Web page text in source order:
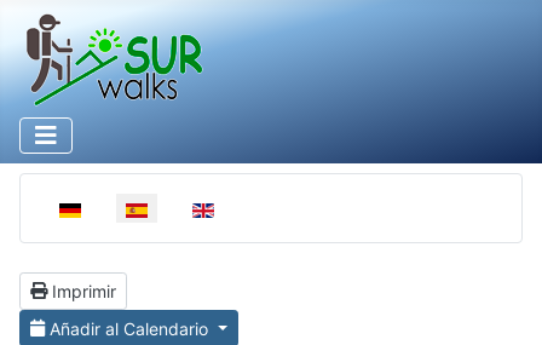
Select your language
Imprimir
Añadir al Calendario